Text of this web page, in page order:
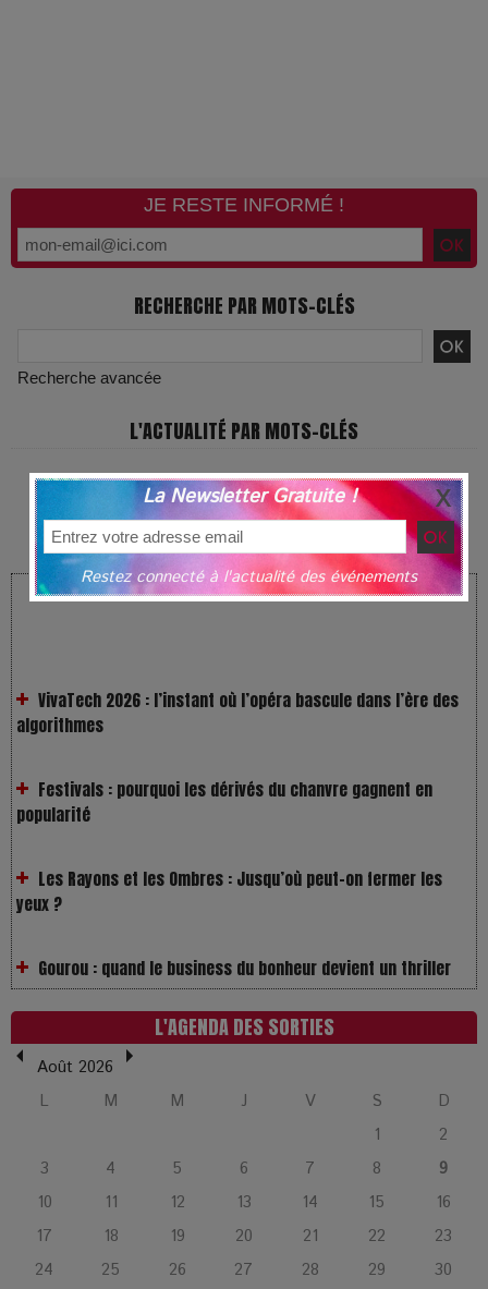
JE RESTE INFORMÉ !
RECHERCHE PAR MOTS-CLÉS
Recherche avancée
L'ACTUALITÉ PAR MOTS-CLÉS
JEU CONCOURS
LES NEWS FRAÎCHES !
algorithmes
popularité
yeux ?
LOL 2.0 : aimer, grandir et se comprendre à l’ère des
humaine
L’or blanc à la croisée des chemins : Rumilly interroge
l’avenir de la montagne française
La Femme de Ménage : Plongez dans le thriller
L'AGENDA DES SORTIES
Août 2026
L
M M J V S
D
1
2
3
4 5 6 7 8
9
10
11 12 13 14 15
16
17
18 19 20 21 22
23
24
25 26 27 28 29
30
La Newsletter Gratuite !
Restez connecté à l'actualité des événements